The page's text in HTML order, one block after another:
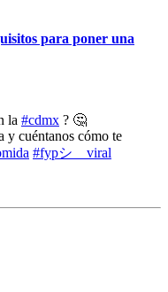
para poner una
la #cdmx ? 🤔
y cuéntanos cómo te
#fypシ゚viral